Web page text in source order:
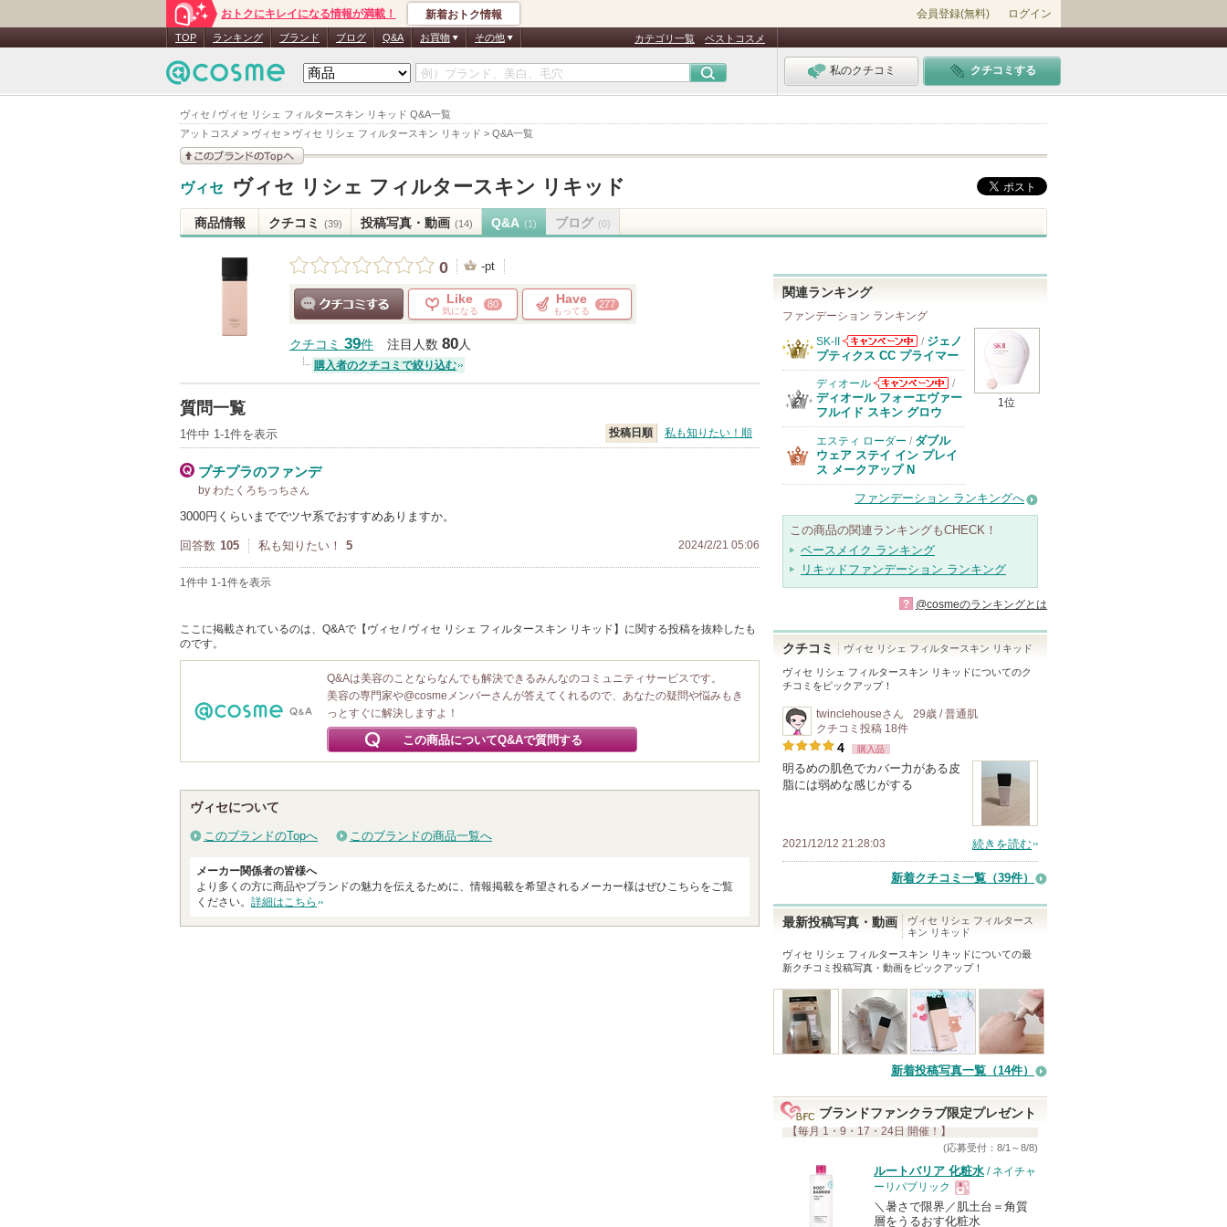
ヴィセ / ヴィセ リシェ フィルタースキン リキッド Q&A一覧
アットコスメ > ヴィセ > ヴィセ リシェ フィルタースキン リキッド > Q&A一覧
おトクにキレイになる情報が満載！ 新着おトク情報 会員登録(無料) ログイン
TOP ランキング ブランド ブログ Q&A お買物 その他 カテゴリ一覧 ベストコスメ
私のクチコミ クチコミする
このブランドの情報を
見る
ヴィセ ヴィセ リシェ フィルタースキン リキッド
商品情報 クチコミ (39) 投稿写真・動画 (14) Q&A (1) ブログ (0)
0 -pt
Like
気になる
80 Have
もってる
277
クチコミ 39件 注目人数 80人
購入者のクチコミで絞り込む
質問一覧
1件中 1-1件を表示 投稿日順 私も知りたい！順
プチプラのファンデ
by わたくろちっちさん
3000円くらいまででツヤ系でおすすめありますか。
回答数 105 私も知りたい！ 5 2024/2/21 05:06
1件中 1-1件を表示
ここに掲載されているのは、Q&Aで【ヴィセ / ヴィセ リシェ フィルタースキン リキッド】に関する投稿を抜粋したも
のです。
Q&Aは美容のことならなんでも解決できるみんなのコミュニティサービスです。
美容の専門家や@cosmeメンバーさんが答えてくれるので、あなたの疑問や悩みもき
っとすぐに解決しますよ！
この商品についてQ&Aで質問する
ヴィセについて
このブランドのTopへ このブランドの商品一覧へ
メーカー関係者の皆様へ
より多くの方に商品やブランドの魅力を伝えるために、情報掲載を希望されるメーカー様はぜひこちらをご覧
ください。 詳細はこちら
関連ランキング
ファンデーション ランキング
1位
SK-II
SK-IIからのお
知らせがありま
す
/ ジェノ
プティクス CC プライマー
ディオール
ディオールから
のお知らせがあ
/
ディオール フォーエヴァー
フルイド スキン グロウ
エスティ ローダー / ダブル
ウェア ステイ イン プレイ
ス メークアップ N
ファンデーション ランキングへ
この商品の関連ランキングもCHECK！
ベースメイク ランキング
リキッドファンデーション ランキング
? @cosmeのランキングとは
クチコミ ヴィセ リシェ フィルタースキン リキッド
ヴィセ リシェ フィルタースキン リキッドについてのク
チコミをピックアップ！
twinclehouseさん
29歳 / 普通肌
クチコミ投稿 18件
4 購入品
明るめの肌色でカバー力がある皮
脂には弱めな感じがする
2021/12/12 21:28:03 続きを読む
新着クチコミ一覧 （39件）
最新投稿写真・動画
ヴィセ リシェ フィルタース
キン リキッド
ヴィセ リシェ フィルタースキン リキッドについての最
新クチコミ投稿写真・動画をピックアップ！
新着投稿写真一覧（14件）
ブランドファンクラブ限定プレゼント
【毎月 1・9・17・24日 開催！】
(応募受付：8/1～8/8)
ルートバリア 化粧水 / ネイチャ
ーリパブリック
現
＼暑さで限界／肌土台＝角質
層をうるおす化粧水